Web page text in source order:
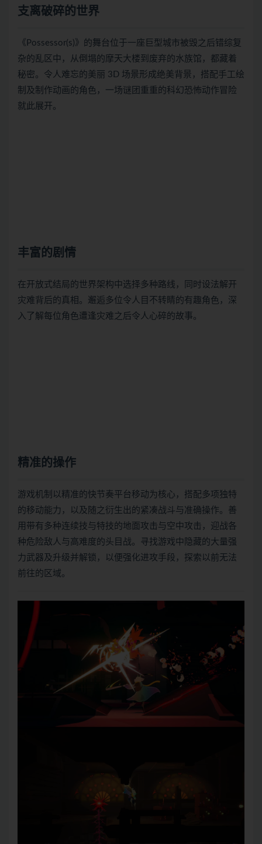
支离破碎的世界
《Possessor(s)》的舞台位于一座巨型城市被毁之后错综复
杂的乱区中，从倒塌的摩天大楼到废弃的水族馆，都藏着
秘密。令人难忘的美丽 3D 场景形成绝美背景，搭配手工绘
制及制作动画的角色，一场谜团重重的科幻恐怖动作冒险
就此展开。
丰富的剧情
在开放式结局的世界架构中选择多种路线，同时设法解开
灾难背后的真相。邂逅多位令人目不转睛的有趣角色，深
入了解每位角色遭逢灾难之后令人心碎的故事。
精准的操作
游戏机制以精准的快节奏平台移动为核心，搭配多项独特
的移动能力，以及随之衍生出的紧凑战斗与准确操作。善
用带有多种连续技与特技的地面攻击与空中攻击，迎战各
种危险敌人与高难度的头目战。寻找游戏中隐藏的大量强
力武器及升级并解锁，以便强化进攻手段，探索以前无法
前往的区域。